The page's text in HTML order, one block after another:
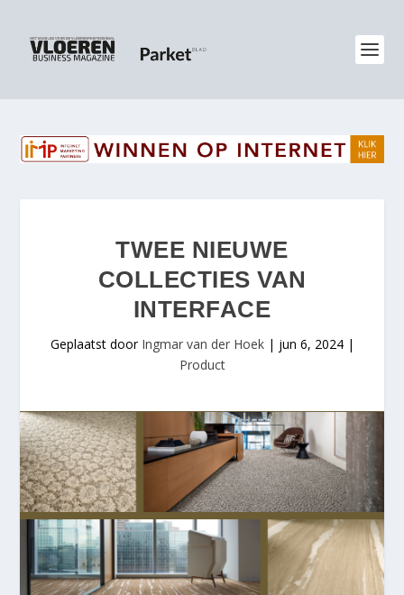
TWEE NIEUWE
COLLECTIES VAN
INTERFACE
Geplaatst door Ingmar van der Hoek| jun 6, 2024|
Product